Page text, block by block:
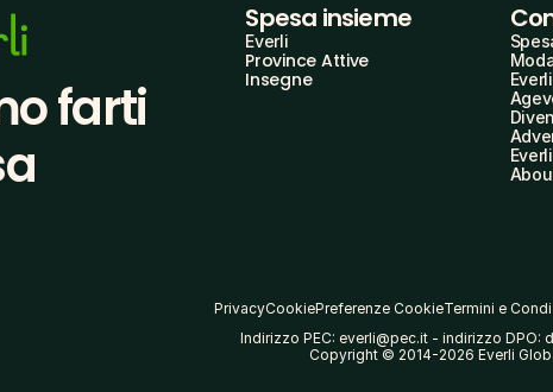
farti
Spesa insieme
Everli
Province Attive
Insegne
PrivacyCookiePreferenze CookieTermini e
Indirizzo PEC: everli@pec.it - indirizzo DPO:
Copyright © 2014-2026 Everli